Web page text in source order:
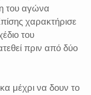
του αγώνα
χαρακτήρισε
του
πριν από δύο
μέχρι να δουν το